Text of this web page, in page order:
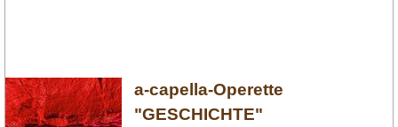
a-capella-Operette
"GESCHICHTE"